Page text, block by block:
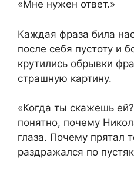
«Мне нужен ответ.»
Каждая фраза била
после себя пустоту и
крутились обрывки
страшную картину.
«Когда ты скажешь
понятно, почему
глаза. Почему прятал
раздражался по